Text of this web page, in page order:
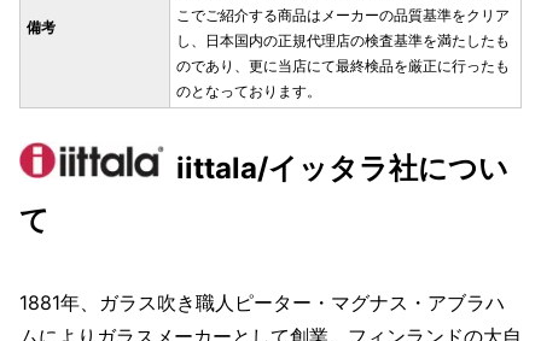
備考
こでご紹介する商品はメーカーの品質基準をクリア
し、日本国内の正規代理店の検査基準を満たしたも
のであり、更に当店にて最終検品を厳正に行ったも
のとなっております。
iittala/イッタラ社につい
て
1881年、ガラス吹き職人ピーター・マグナス・アブラハ
ムによりガラスメーカーとして創業。フィンランドの大自